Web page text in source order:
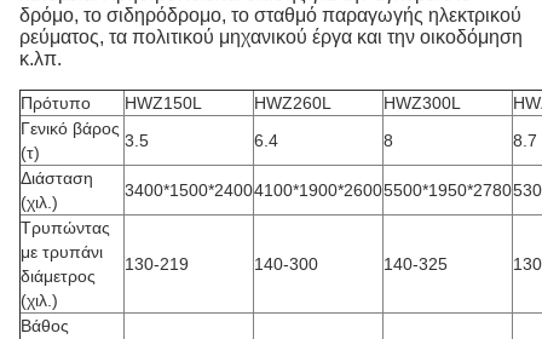
δρόμο, το σιδηρόδρομο, το σταθμό παραγωγής ηλεκτρικού
ρεύματος, τα πολιτικού μηχανικού έργα και την οικοδόμηση
κ.λπ.
Πρότυπο HWZ150L HWZ260L HWZ300L
Γενικό βάρος
(τ)
3.5 6.4 8
8.7
Διάσταση
(χιλ.)
3400*1500*24004100*1900*26005500*1950*2780
Τρυπώντας
με τρυπάνι
διάμετρος
(χιλ.)
130-219 140-300 140-325
Βάθος